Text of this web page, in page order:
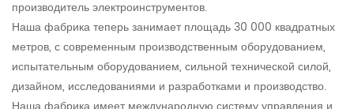
точный контроль.
3. Обработка металла: подходит для обработки и
полировки металла, обеспечивает высокую выходную
мощность и стабильные рабочие характеристики.
производитель электроинструментов.
Наша фабрика теперь занимает площадь 30 000 квадратных
метров, с современным производственным оборудованием,
испытательным оборудованием, сильной технической силой,
дизайном, исследованиями и разработками и производство.